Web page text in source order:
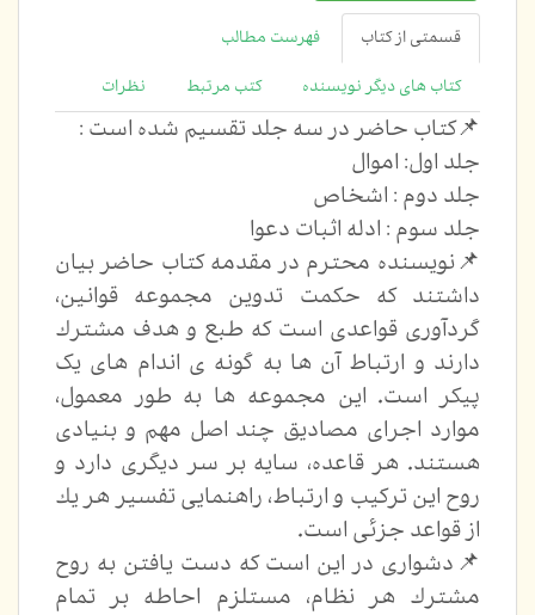
قسمتی از کتاب فهرست مطالب
کتاب های دیگر نویسنده کتب مرتبط نظرات
📌كتاب حاضر در سه جلد تقسيم شده است :
جلد اول: اموال
جلد دوم : اشخاص
جلد سوم : ادله اثبات دعوا
📌نويسنده محترم در مقدمه كتاب حاضر بيان
داشتند كه حكمت تدوين مجموعه قوانين،
گردآوری قواعدی است که طبع و هدف مشترك
دارند و ارتباط آن ها به گونه ی اندام های یک
پيكر است. اين مجموعه ها به طور معمول،
موارد اجرای مصاديق چند اصل مهم و بنيادی
هستند. هر قاعده، سايه بر سر ديگری دارد و
روح اين تركيب و ارتباط، راهنمایی تفسير هر يك
از قواعد جزئی است.
📌دشواری در اين است كه دست يافتن به روح
مشترك هر نظام، مستلزم احاطه بر تمام